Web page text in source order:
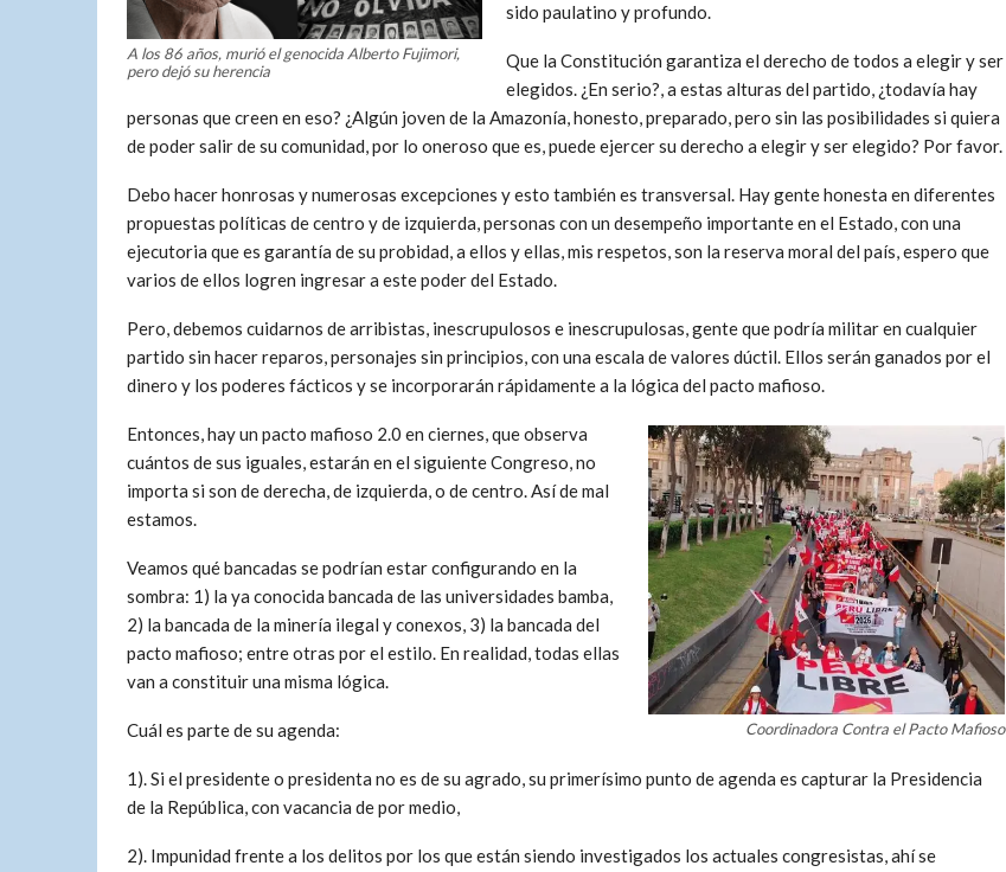
A los 86 años, murió el genocida Alberto Fujimori,
pero dejó su herencia
sido paulatino y profundo.
Que la Constitución garantiza el derecho de todos a elegir y ser
elegidos. ¿En serio?, a estas alturas del partido, ¿todavía hay
personas que creen en eso? ¿Algún joven de la Amazonía, honesto, preparado, pero sin las posibilidades si quiera
de poder salir de su comunidad, por lo oneroso que es, puede ejercer su derecho a elegir y ser elegido? Por favor.
Debo hacer honrosas y numerosas excepciones y esto también es transversal. Hay gente honesta en diferentes
propuestas políticas de centro y de izquierda, personas con un desempeño importante en el Estado, con una
ejecutoria que es garantía de su probidad, a ellos y ellas, mis respetos, son la reserva moral del país, espero que
varios de ellos logren ingresar a este poder del Estado.
Pero, debemos cuidarnos de arribistas, inescrupulosos e inescrupulosas, gente que podría militar en cualquier
partido sin hacer reparos, personajes sin principios, con una escala de valores dúctil. Ellos serán ganados por el
dinero y los poderes fácticos y se incorporarán rápidamente a la lógica del pacto mafioso.
Coordinadora Contra el Pacto Mafioso
Entonces, hay un pacto mafioso 2.0 en ciernes, que observa
cuántos de sus iguales, estarán en el siguiente Congreso, no
importa si son de derecha, de izquierda, o de centro. Así de mal
estamos.
Veamos qué bancadas se podrían estar configurando en la
sombra: 1) la ya conocida bancada de las universidades bamba,
2) la bancada de la minería ilegal y conexos, 3) la bancada del
pacto mafioso; entre otras por el estilo. En realidad, todas ellas
van a constituir una misma lógica.
Cuál es parte de su agenda:
1). Si el presidente o presidenta no es de su agrado, su primerísimo punto de agenda es capturar la Presidencia
de la República, con vacancia de por medio,
2). Impunidad frente a los delitos por los que están siendo investigados los actuales congresistas, ahí se